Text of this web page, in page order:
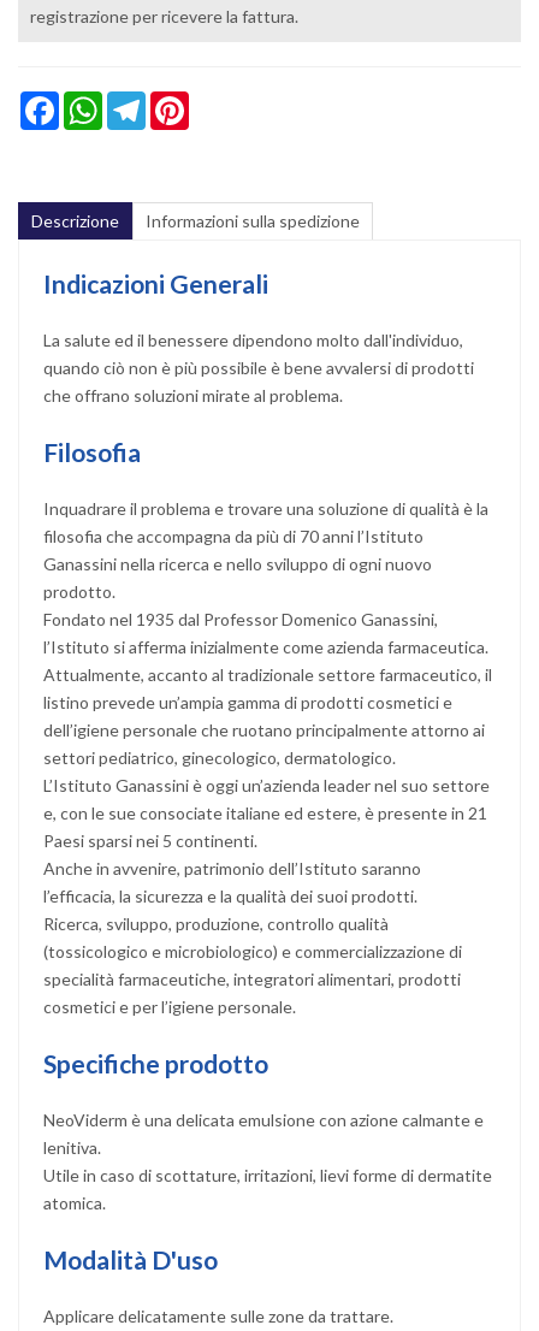
registrazione per ricevere la fattura.
FacebookWhatsAppTelegram
Descrizione Informazioni sulla spedizione
Indicazioni Generali
La salute ed il benessere dipendono molto dall'individuo,
quando ciò non è più possibile è bene avvalersi di prodotti
che offrano soluzioni mirate al problema.
Filosofia
Inquadrare il problema e trovare una soluzione di qualità è la
filosofia che accompagna da più di 70 anni l’Istituto
Ganassini nella ricerca e nello sviluppo di ogni nuovo
prodotto.
Fondato nel 1935 dal Professor Domenico Ganassini,
l’Istituto si afferma inizialmente come azienda farmaceutica.
Attualmente, accanto al tradizionale settore farmaceutico, il
listino prevede un’ampia gamma di prodotti cosmetici e
dell’igiene personale che ruotano principalmente attorno ai
settori pediatrico, ginecologico, dermatologico.
L’Istituto Ganassini è oggi un’azienda leader nel suo settore
e, con le sue consociate italiane ed estere, è presente in 21
Paesi sparsi nei 5 continenti.
Anche in avvenire, patrimonio dell’Istituto saranno
l’efficacia, la sicurezza e la qualità dei suoi prodotti.
Ricerca, sviluppo, produzione, controllo qualità
(tossicologico e microbiologico) e commercializzazione di
specialità farmaceutiche, integratori alimentari, prodotti
cosmetici e per l’igiene personale.
Specifiche prodotto
NeoViderm è una delicata emulsione con azione calmante e
lenitiva.
Utile in caso di scottature, irritazioni, lievi forme di dermatite
atomica.
Modalità D'uso
Applicare delicatamente sulle zone da trattare.